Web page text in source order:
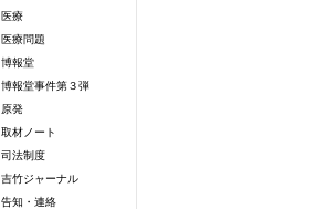
医療
医療問題
博報堂
博報堂事件第３弾
原発
取材ノート
司法制度
吉竹ジャーナル
告知・連絡